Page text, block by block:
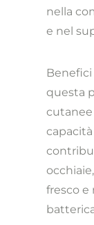
nella
e nel
Benefici
questa
cutanee
fresco e